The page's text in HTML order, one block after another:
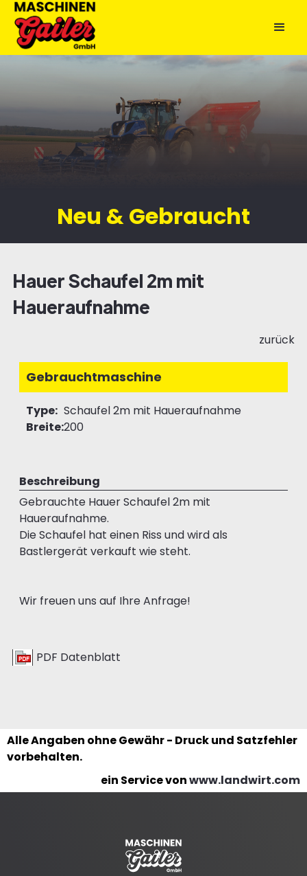
Neu & Gebraucht
Hauer Schaufel 2m mit
Haueraufnahme
zurück
Gebrauchtmaschine
Type: Schaufel 2m mit Haueraufnahme
Breite:200
Beschreibung
Gebrauchte Hauer Schaufel 2m mit
Haueraufnahme.
Die Schaufel hat einen Riss und wird als
Bastlergerät verkauft wie steht.
Wir freuen uns auf Ihre Anfrage!
PDF Datenblatt
Alle Angaben ohne Gewähr - Druck und Satzfehler
vorbehalten.
ein Service vonwww.landwirt.com